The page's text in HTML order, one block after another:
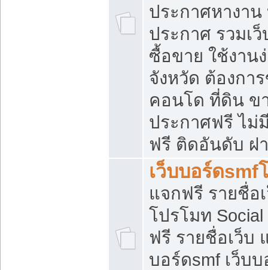
ประกาศหางาน
ประกาศ รวมเ
ซื้อขาย ใช้งาน
จังหวัด ต้องกา
คอนโด ที่ดิน ข
ประกาศฟรี ไม่
ฟรี ติดอันดับ ฝ
เว็บบอร์ดsmf
แจกฟรี รายชื่อ
โปรโมท
ฟรี รายชื่อเว็บ
บอร์ดsmf เว็บ